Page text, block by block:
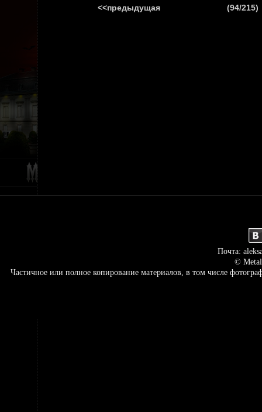
<<предыдущая (94/215)
Почта:
©
Частичное или полное копирование материалов, в том числе